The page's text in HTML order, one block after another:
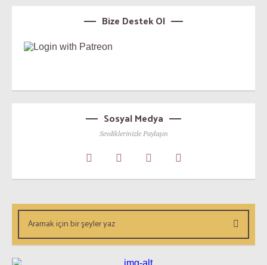
Bize Destek Ol
Sosyal Medya
Sevdiklerinizle Paylaşın